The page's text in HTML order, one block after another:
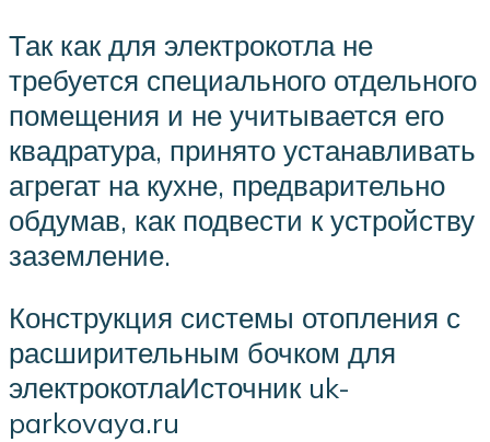
Так как для электрокотла не
требуется специального отдельного
помещения и не учитывается его
квадратура, принято устанавливать
агрегат на кухне, предварительно
обдумав, как подвести к устройству
заземление.
Конструкция системы отопления с
расширительным бочком для
электрокотлаИсточник uk-
parkovaya.ru